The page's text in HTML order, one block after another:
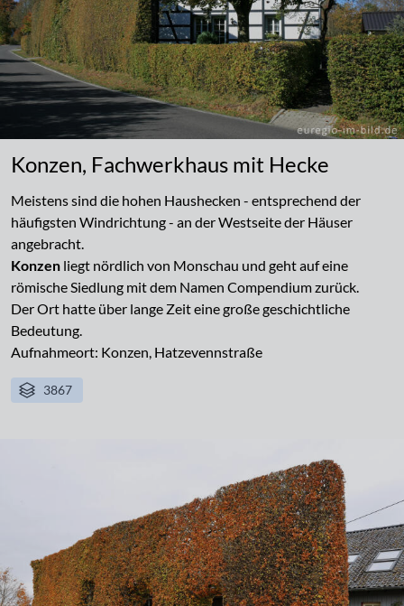
Konzen, Fachwerkhaus mit Hecke
Meistens sind die hohen Haushecken - entsprechend der
häufigsten Windrichtung - an der Westseite der Häuser
angebracht.
Konzen liegt nördlich von Monschau und geht auf eine
römische Siedlung mit dem Namen Compendium zurück.
Der Ort hatte über lange Zeit eine große geschichtliche
Bedeutung.
Aufnahmeort: Konzen, Hatzevennstraße
3867